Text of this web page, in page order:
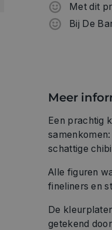
Met dit
Bij De
Meer
Een prachtig
schattige
Alle figuren
fineliners en
De
getekend